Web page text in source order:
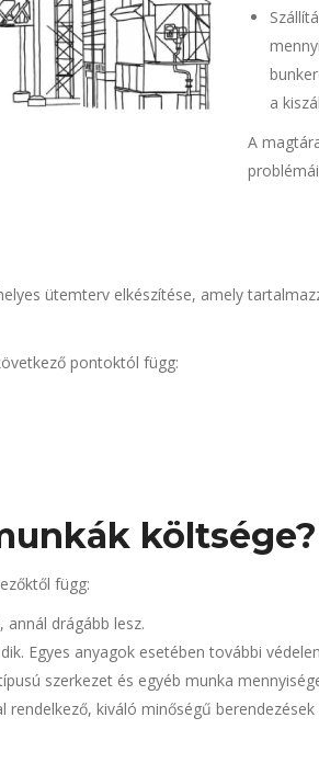
a
A
ütemterv elkészítése, amely
pontoktól függ:
költsége?
függ:
drágább lesz.
Egyes anyagok esetében további
szerkezet és egyéb munka
kiváló minőségű